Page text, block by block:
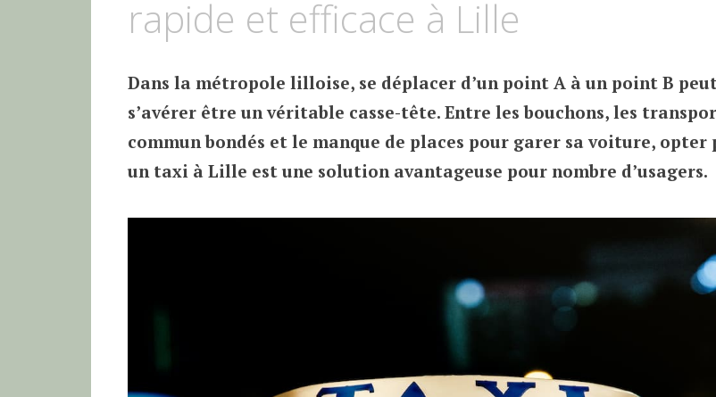
rapide et efficace à Lille
Dans la métropole lilloise, se déplacer d’un point A à un point B
s’avérer être un véritable casse-tête. Entre les bouchons, les
commun bondés et le manque de places pour garer sa voiture, opter
un taxi à Lille est une solution avantageuse pour nombre d’usagers.